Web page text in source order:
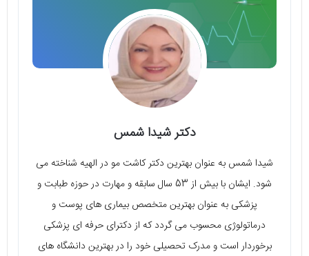
دکتر شیدا شمس
شیدا شمس به عنوان بهترین دکتر کاشت مو در الهیه شناخته می‌
شود. ایشان با بیش از 53 سال سابقه و مهارت در حوزه‌ طبابت و
پزشکی به عنوان بهترین متخصص بیماری‌ های پوست و
درماتولوژی محسوب می‌ گردد که از دکترای حرفه‌ ای پزشکی
برخوردار است و مدرک تحصیلی خود را در بهترین دانشگاه‌ های